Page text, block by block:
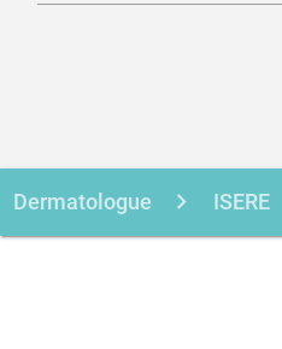
Dermatologue ISERE